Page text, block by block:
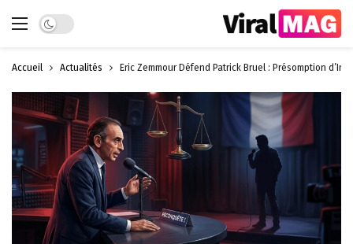
Dark mode
Accueil Actualités Eric Zemmour Défend Patrick Bruel : Présomption